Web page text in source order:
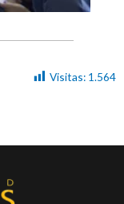
Visitas: 1.564